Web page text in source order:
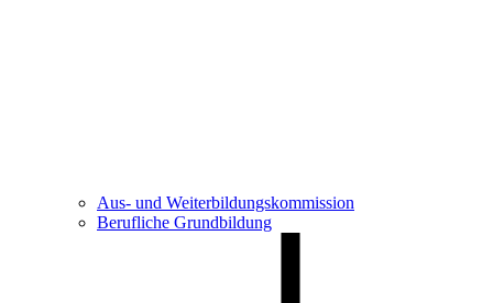
Aus- und Weiterbildungskommission
Berufliche Grundbildung